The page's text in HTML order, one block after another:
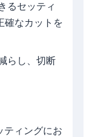
るセッティ
確なカットを
らし、切断
ティングにお